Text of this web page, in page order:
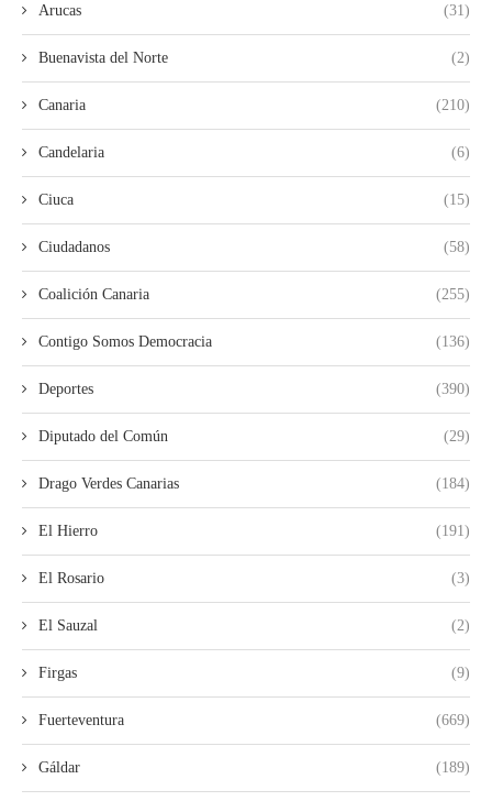
Arucas (31)
Buenavista del Norte (2)
Canaria (210)
Candelaria (6)
Ciuca (15)
Ciudadanos (58)
Coalición Canaria (255)
Contigo Somos Democracia (136)
Deportes (390)
Diputado del Común (29)
Drago Verdes Canarias (184)
El Hierro (191)
El Rosario (3)
El Sauzal (2)
Firgas (9)
Fuerteventura (669)
Gáldar (189)